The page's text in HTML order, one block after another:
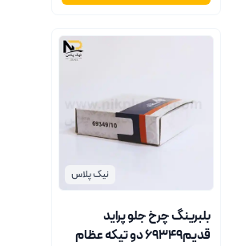
نیک پلاس
بلبرینگ چرخ جلو پراید
قدیم69349 دو تیکه عظام